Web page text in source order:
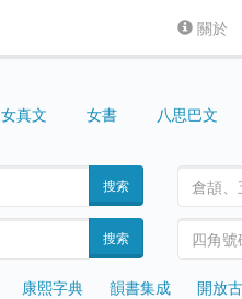
關於
女真文 女書 八思巴文
搜索
搜索
康熙字典 韻書集成 開放